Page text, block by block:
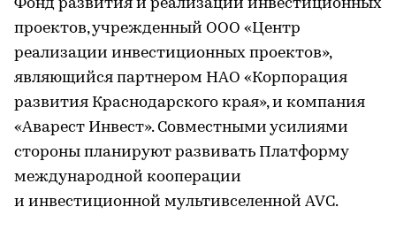
Фонд развития и реализации инвестиционных
проектов, учрежденный ООО «Центр
реализации инвестиционных проектов»,
являющийся партнером НАО «Корпорация
развития Краснодарского края», и компания
«Аварест Инвест». Совместными усилиями
стороны планируют развивать Платформу
международной кооперации
и инвестиционной мультивселенной AVC.